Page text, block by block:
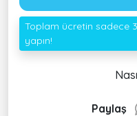
Toplam ücretin sadece
yapın!
Paylaş